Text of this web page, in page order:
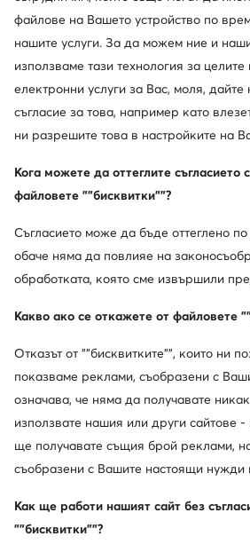
Чехли · Черен
Редовна цена65,96 € -40%
Най-ниска цена43,99 €-11%
Най-
-21%
Guess
Чехли · Черен
Актуална цена
17,99€
Редовна цена 24,99 €-28%
-21%
Crocs
34,99
файлове на Вашето устройство по
нашите услуги. За да можем ние и
използваме тази технология за
електронни услуги за Вас, моля, дайте
съгласие за това, например като
ни разрешите това в настройките на
Кога можете да оттеглите съгласието
файловете ""бисквитки""?
Съгласието може да бъде оттеглено
обаче няма да повлияе на
обработката, която сме извършили
Какво ако се откажете от файловете
Отказът от ""бисквитките"", които ни
показваме реклами, съобразени с
означава, че няма да получавате
използвате нашия или други сайтове
ще получавате същия брой реклами,
съобразени с Вашите настоящи нужди
Как ще работи нашият сайт без
""бисквитки""?